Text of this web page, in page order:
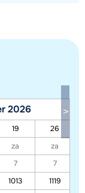
accommodaties. De
2026
19
26
za
za
7
7
1013
1119